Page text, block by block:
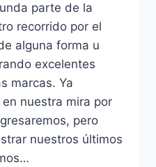
parte de la
recorrido por el
alguna forma u
excelentes
marcas. Ya
nuestra mira por
pero
nuestros últimos